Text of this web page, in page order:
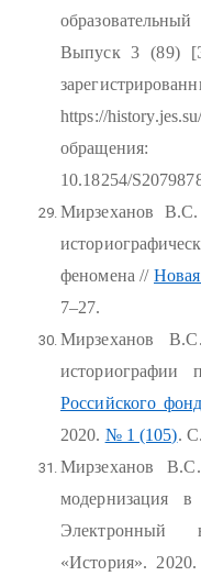
Выпуск 3 (89)
https://
10.18254/
Мирзеханов
феномена //
7–27.
Мирзеханов
Российского
2020. № 1 (105).
Мирзеханов
модернизация
Электронный
«История».